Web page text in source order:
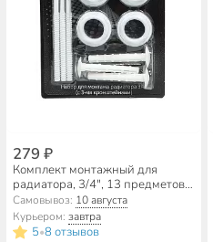
279 ₽
Комплект монтажный для
радиатора, 3/4", 13 предметов,
3 кронштейна, Valfex, AD-1003
3/4
Самовывоз: 10 августа
Курьером:завтра
5•8 отзывов